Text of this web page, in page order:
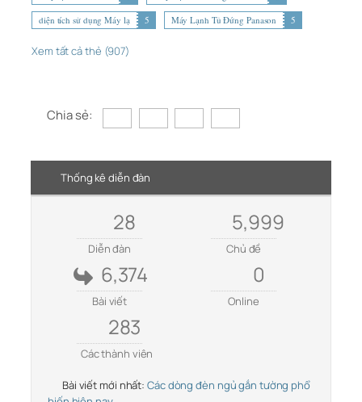
diện tích sử dụng Máy lạ
5 Máy Lạnh Tủ Đứng Panason 5
Xem tất cả thẻ (907)
Chia sẻ:
Thống kê diễn đàn
28
Diễn đàn
5,999
Chủ đề
6,374
Bài viết
0
Online
283
Các thành viên
Bài viết mới nhất: Các dòng đèn ngủ gắn tường phổ